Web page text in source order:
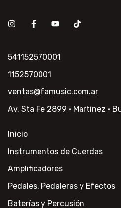
541152570001
1152570001
ventas@famusic.com.ar
Av. Sta Fe 2899 · Martinez ·
Inicio
Instrumentos de Cuerdas
Amplificadores
Pedales, Pedaleras y Efectos
Baterías y Percusión